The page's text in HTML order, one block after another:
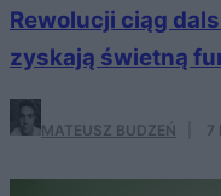
Rewolucji ciąg
zyskają świetną
MATEUSZ BUDZEŃ 7